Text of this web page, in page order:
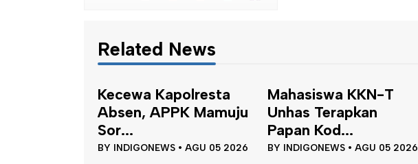
Related News
Kecewa Kapolresta
Absen, APPK Mamuju
Sor...
BY INDIGONEWS • AGU 05 2026
Mahasiswa KKN-T
Unhas Terapkan
Papan Kod...
BY INDIGONEWS • AGU 05 2026